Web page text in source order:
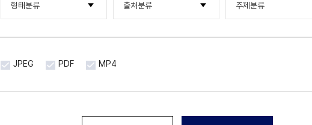
형태분류
시청각류
출처분류
국제문화산업교류재단
주제분류
포럼 · 세미나
JPEG PDF MP4